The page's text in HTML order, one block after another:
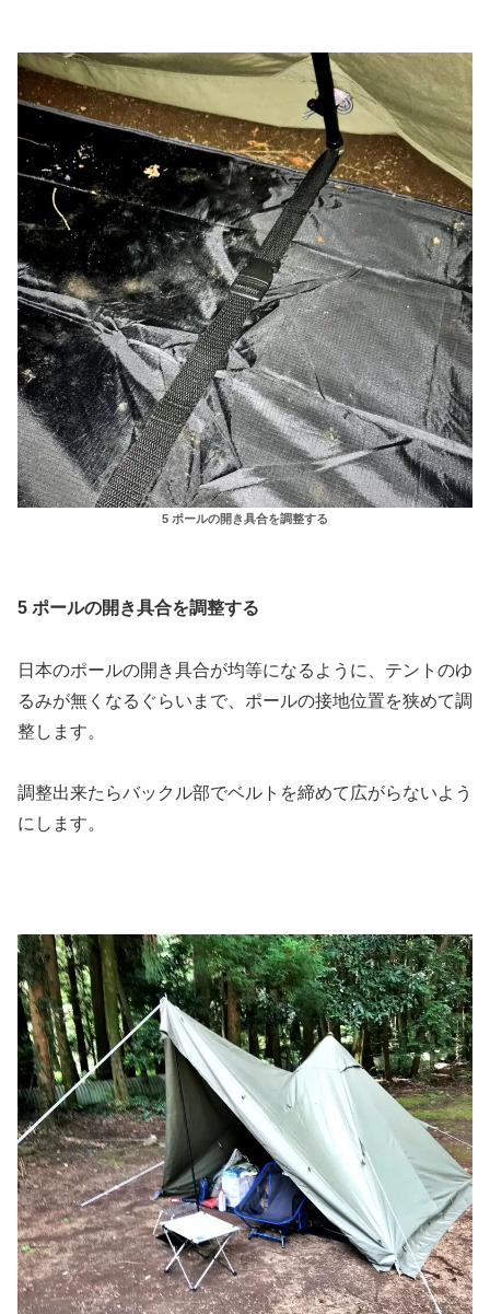
5 ポールの開き具合を調整する
5 ポールの開き具合を調整する
日本のポールの開き具合が均等になるように、テントのゆ
るみが無くなるぐらいまで、ポールの接地位置を狭めて調
整します。
調整出来たらバックル部でベルトを締めて広がらないよう
にします。